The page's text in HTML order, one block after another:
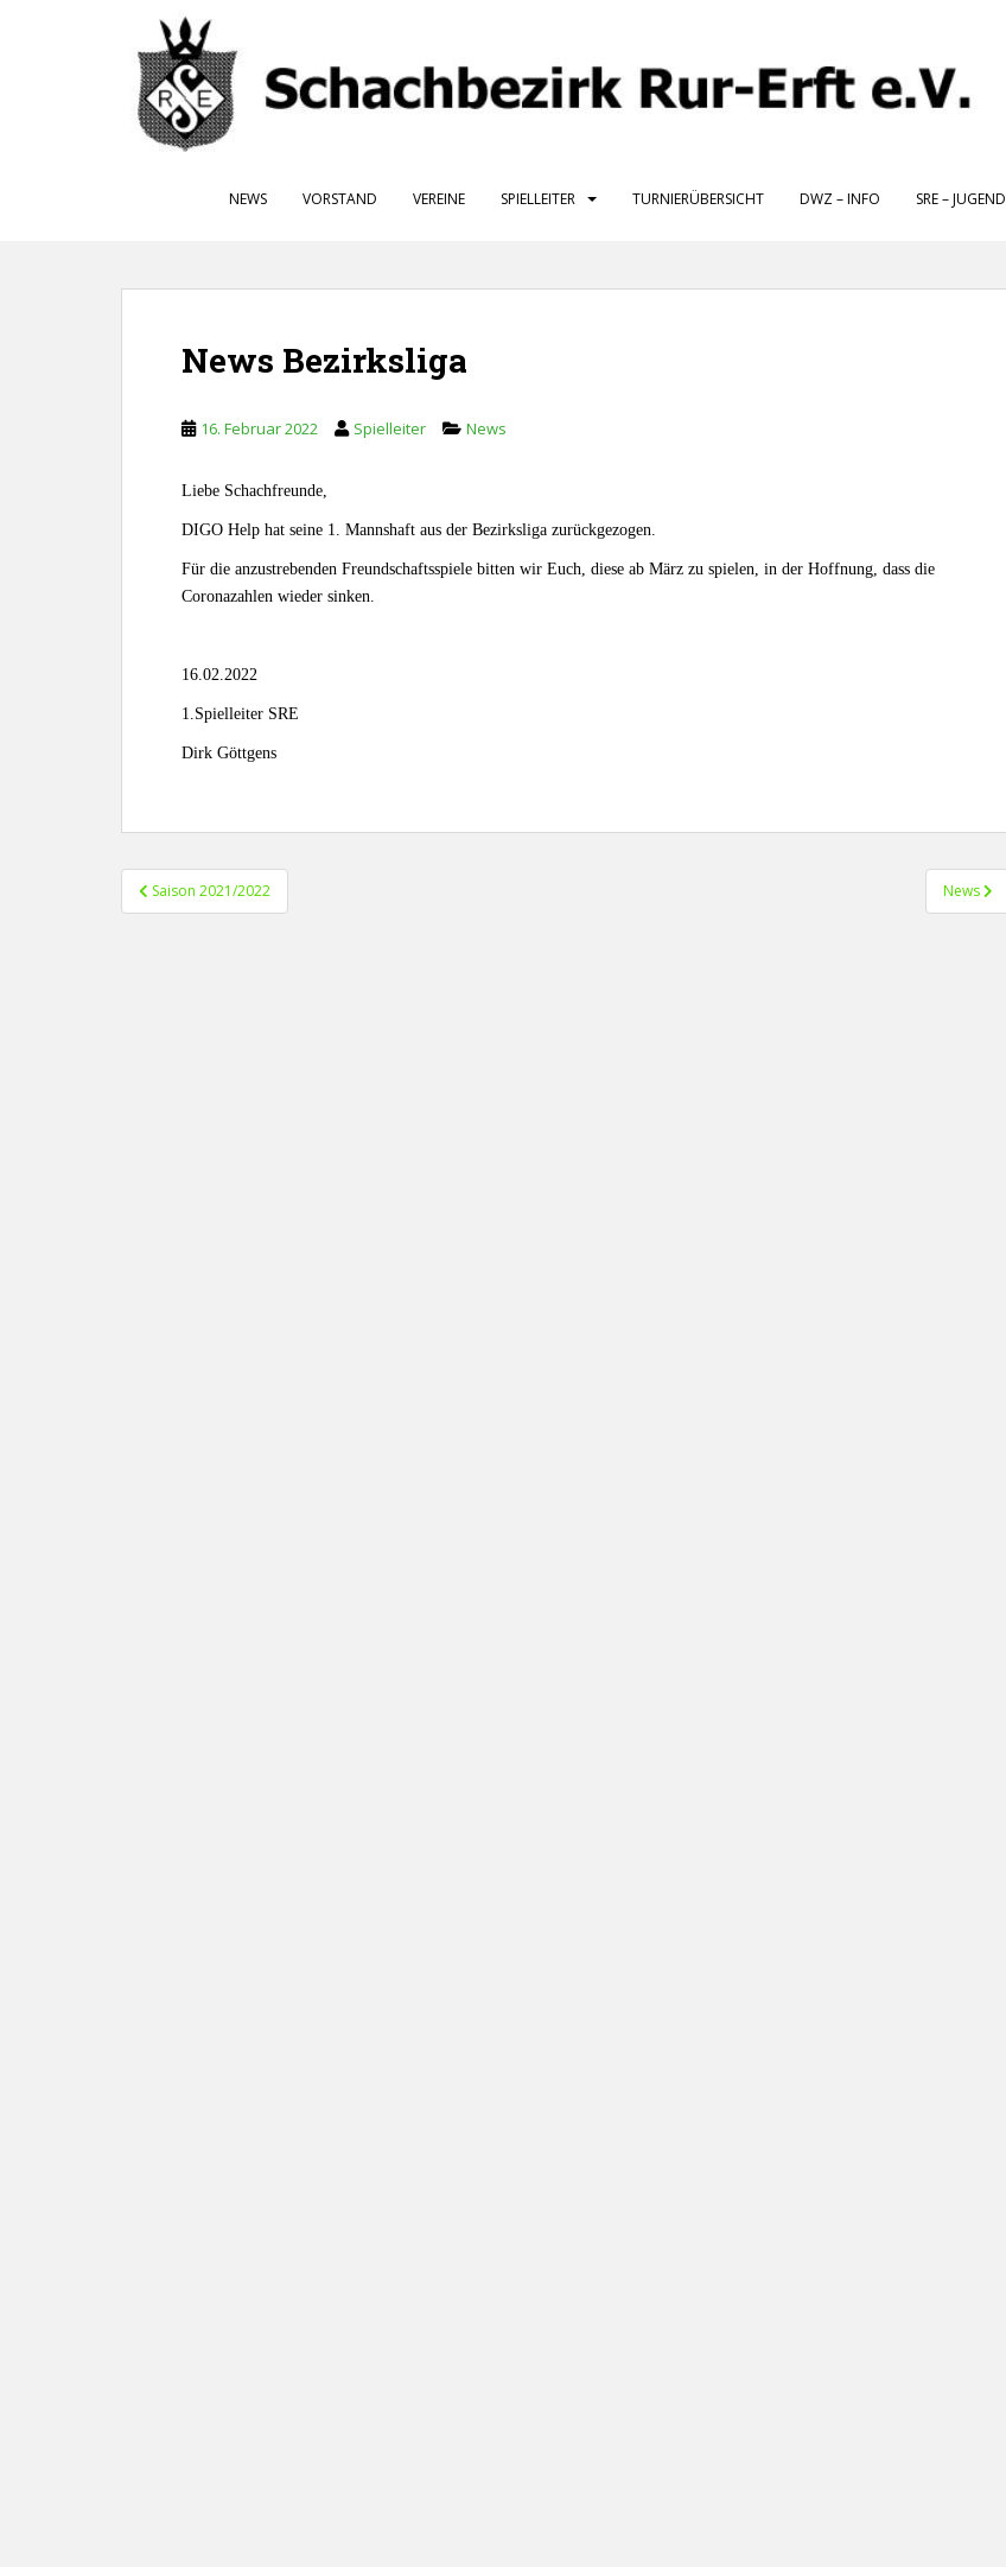
NEWS VORSTAND VEREINE SPIELLEITER TURNIERÜBERSICHT DWZ – INFO SRE – JUGEND
News Bezirksliga
16. Februar 2022 Spielleiter News
Liebe Schachfreunde,
DIGO Help hat seine 1. Mannshaft aus der Bezirksliga zurückgezogen.
Für die anzustrebenden Freundschaftsspiele bitten wir Euch, diese ab März zu spielen, in der Hoffnung, dass die
Coronazahlen wieder sinken.
16.02.2022
1.Spielleiter SRE
Dirk Göttgens
Beitragsnavigation
Saison 2021/2022 News